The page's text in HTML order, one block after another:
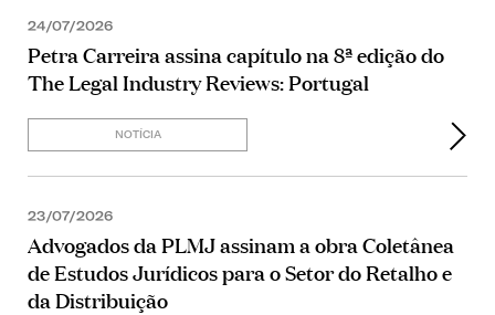
24/07/2026
Petra Carreira assina capítulo na 8ª edição do
The Legal Industry Reviews: Portugal
NOTÍCIA
23/07/2026
Advogados da PLMJ assinam a obra Coletânea
de Estudos Jurídicos para o Setor do Retalho e
da Distribuição